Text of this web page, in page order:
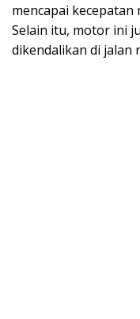
mencapai kecepatan
Selain itu, motor ini
dikendalikan di jalan